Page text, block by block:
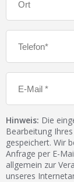
Hinweis: Die
Bearbeitung
gespeichert. Wir
Anfrage per E-
allgemein zur
unseres